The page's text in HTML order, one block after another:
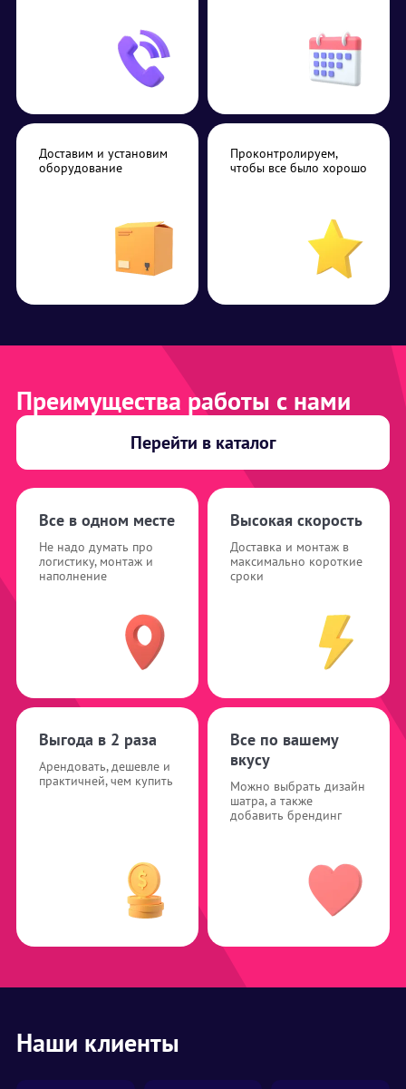
Доставим и установим
оборудование
Проконтролируем,
чтобы все было хорошо
Преимущества работы с нами
Перейти в каталог
Все в одном месте
Не надо думать про
логистику, монтаж и
наполнение
Высокая скорость
Доставка и монтаж в
максимально короткие
сроки
Выгода в 2 раза
Арендовать, дешевле и
практичней, чем купить
Все по вашему
вкусу
Можно выбрать дизайн
шатра, а также
добавить брендинг
Наши клиенты